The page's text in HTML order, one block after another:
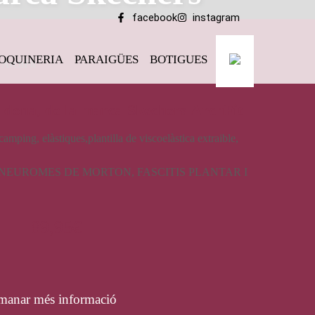
facebook instagram
PARAIGÜES BOTIGUES
ArchFit
elàstiques,plantilla de viscoelàstica extraible,
DE MORTON, FASCITIS PLANTAR I
més informació